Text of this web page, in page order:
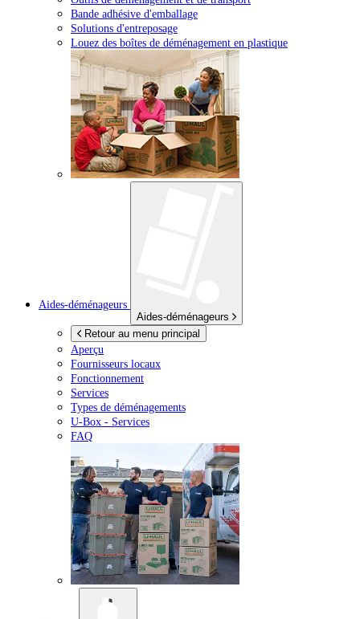
Bande adhésive d'emballage
Solutions d'entreposage
Louez des boîtes de déménagement en plastique
Aides-déménageurs
Aides-déménageurs
Retour au menu principal
Aperçu
Fournisseurs locaux
Fonctionnement
Services
Types de déménagements
U-Box - Services
FAQ